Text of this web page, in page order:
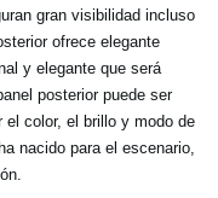
gran visibilidad incluso
ofrece elegante
y elegante que será
posterior puede ser
el color, el brillo y modo de
nacido para el escenario,